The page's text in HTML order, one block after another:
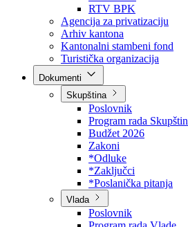
Direkcija za šumarstvo
Javna preduzeća
BPK šume
RTV BPK
Agencija za privatizaciju
Arhiv kantona
Kantonalni stambeni fond
Turistička organizacija
Skupština
Poslovnik
Program rada Skupštine
Budžet 2026
Zakoni
*Odluke
*Zaključci
*Poslanička pitanja